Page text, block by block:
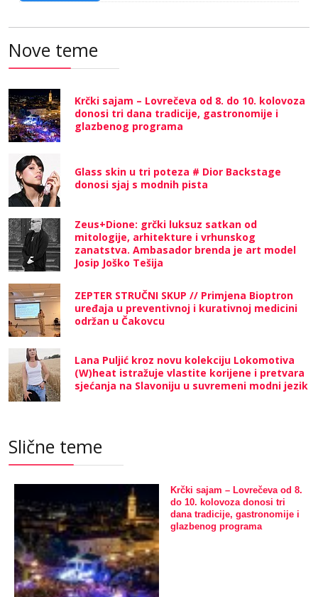
Nove teme
Krčki sajam – Lovrečeva od 8. do 10. kolovoza
donosi tri dana tradicije, gastronomije i
glazbenog programa
Glass skin u tri poteza # Dior Backstage
donosi sjaj s modnih pista
Zeus+Dione: grčki luksuz satkan od
mitologije, arhitekture i vrhunskog
zanatstva. Ambasador brenda je art model
Josip Joško Tešija
ZEPTER STRUČNI SKUP // Primjena Bioptron
uređaja u preventivnoj i kurativnoj medicini
održan u Čakovcu
Lana Puljić kroz novu kolekciju Lokomotiva
(W)heat istražuje vlastite korijene i pretvara
sjećanja na Slavoniju u suvremeni modni jezik
Slične teme
Krčki sajam – Lovrečeva od 8.
do 10. kolovoza donosi tri
dana tradicije, gastronomije i
glazbenog programa